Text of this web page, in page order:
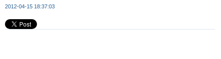
2012-04-15 18:37:03